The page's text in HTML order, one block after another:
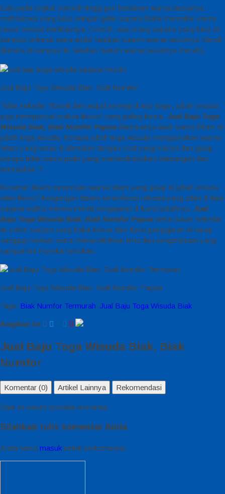
Lalu pada tingkat sekolah tinggi pun berlainan warna tasselnya,
mahasiswa yang lulus dengan gelar sarjana bakal memakai warna
tassel sesuai identitasnya. Contoh, ada orang sarjana yang lulus di
kampus terkenal serta ambil fakultas hukum warna tasselnya Merah
(karena di kampus itu fakultas hukum warna tasselnya merah).
Jual Baju Toga Wisuda Biak, Biak Numfor
Tidak sekedar filosofi dari wujud persegi di topi toga , jubah wisuda
juga mempunyai makna filosofi yang paling kental, Jual Baju Toga
Wisuda Biak, Biak Numfor Papua diantaranya ialah warna hitam di
jubah toga wisuda. Kenapa jubah toga wisuda menggunakan warna
hitam yang kerap di identikan dengan soal yang misteri dan gelap,
kenapa tidak warna putih yang mendeskripsikan keterangan dan
kerindahan ?.
Keramat dalam penentuan warna hitam yang gelap di jubah wisuda
ialah filosofi keagungan dalam simbolisasi rahasia yang udah di lalui
sarjana waktu mereka meniti pengajaran di kursi kuliahnya, Jual
Baju Toga Wisuda Biak, Biak Numfor Papua serta bukan sekedar
itu calon sarjana yang bakal keluar dari dunia pengajaran di harap
sanggup berikan serta mempraktikkan ilmu dan pengetahuan yang
sampai kini mereka temukan.
Jual Baju Toga Wisuda Biak, Biak Numfor Papua
Tags: Biak Numfor Termurah, Jual Baju Toga Wisuda Biak
Bagikan ke
Jual Baju Toga Wisuda Biak, Biak
Numfor
Komentar (0) Artikel Lainnya Rekomendasi
Saat ini belum tersedia komentar.
Silahkan tulis komentar Anda
Anda harus masuk untuk berkomentar.